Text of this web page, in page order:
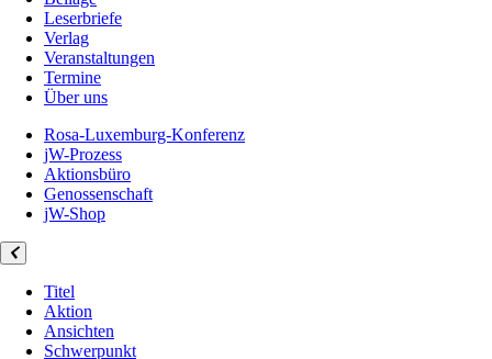
Leserbriefe
Verlag
Veranstaltungen
Termine
Über uns
Rosa-Luxemburg-Konferenz
jW-Prozess
Aktionsbüro
Genossenschaft
jW-Shop
Titel
Aktion
Ansichten
Schwerpunkt